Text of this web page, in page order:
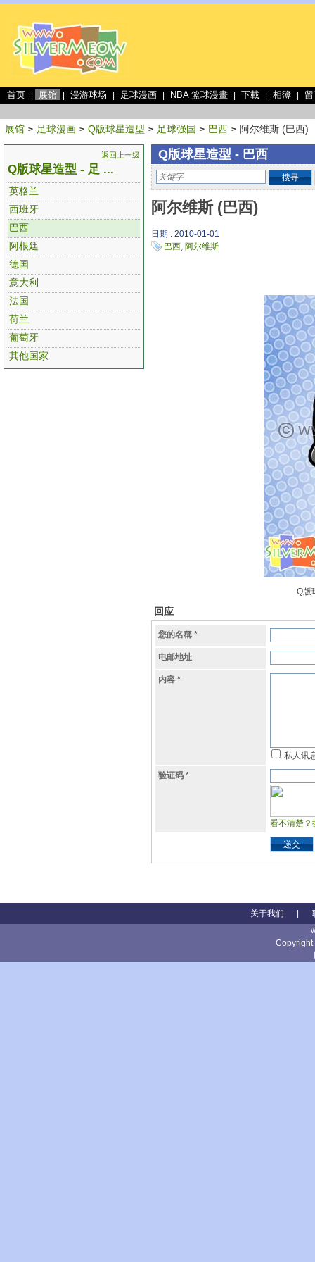
首页 展馆 漫游球场 足球漫画 NBA 篮球漫畫 下載 相簿
展馆 > 足球漫画 > Q版球星造型 > 足球强国 > 巴西 > 阿尔维斯 (巴西)
返回上一级
Q版球星造型 - 足 ...
英格兰
西班牙
巴西
阿根廷
德国
意大利
法国
荷兰
葡萄牙
其他国家
Q版球星造型 - 巴西
搜寻
阿尔维斯 (巴西)
日期 : 2010-01-01
巴西, 阿尔维斯
Q版
回应
您的名稱 *
电邮地址
内容 *
私人讯
验证码 *
看不清楚？
递交
关于我们